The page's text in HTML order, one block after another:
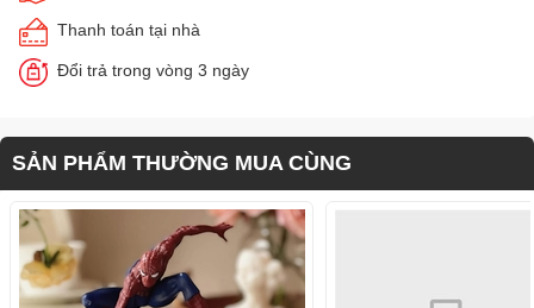
Thanh toán tại nhà
Đổi trả trong vòng 3 ngày
SẢN PHẨM THƯỜNG MUA CÙNG